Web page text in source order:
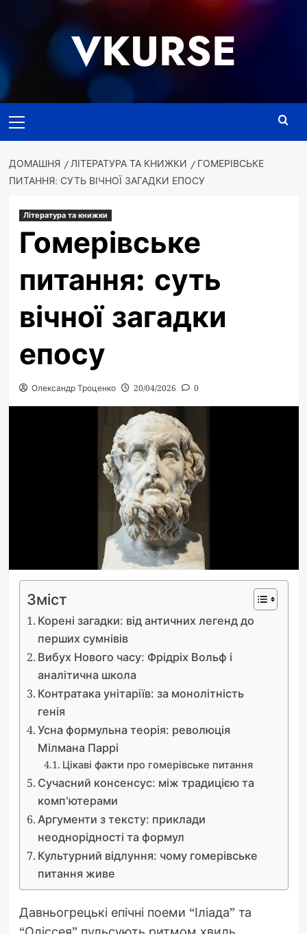
VKURSE
меню
ДОМАШНЯ ЛІТЕРАТУРА ТА КНИЖКИ
ГОМЕРІВСЬКЕ
ПИТАННЯ: СУТЬ ВІЧНОЇ ЗАГАДКИ ЕПОСУ
Література та книжки
Гомерівське
питання: суть
вічної загадки
епосу
Олександр Троценко 20/04/2026 0
Зміст
Корені загадки: від античних легенд до
перших сумнівів
Вибух Нового часу: Фрідріх Вольф і
аналітична школа
Контратака унітаріїв: за монолітність
генія
Усна формульна теорія: революція
Мілмана Паррі
Цікаві факти про гомерівське питання
Сучасний консенсус: між традицією та
комп’ютерами
Аргументи з тексту: приклади
неоднорідності та формул
Культурний відлуння: чому гомерівське
питання живе
Давньогрецькі епічні поеми “Іліада” та